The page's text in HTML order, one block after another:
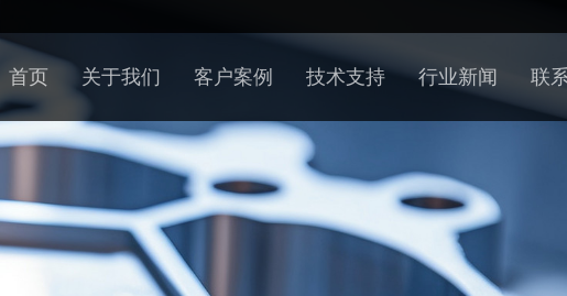
首页 关于我们 客户案例 技术支持 行业新闻 联